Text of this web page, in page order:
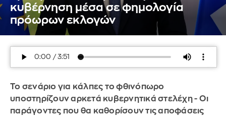
κυβέρνηση μέσα σε φημολογία
πρόωρων εκλογών
Το σενάριο για κάλπες το φθινόπωρο
υποστηρίζουν αρκετά κυβερνητικά στελέχη - Οι
παράγοντες που θα καθορίσουν τις αποφάσεις